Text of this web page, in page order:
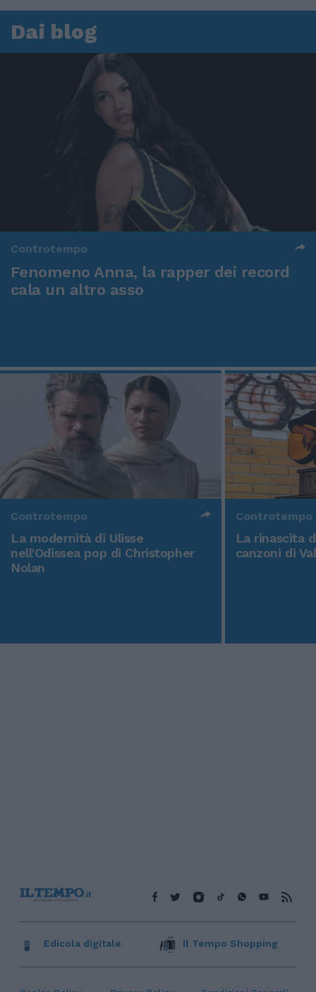
Dai blog
Controtempo
Fenomeno Anna, la rapper dei record
cala un altro asso
Controtempo
La modernità di Ulisse
nell'Odissea pop di Christopher
Nolan
Controtempo
La rinascita
canzoni di
Edicola digitale Il Tempo Shopping